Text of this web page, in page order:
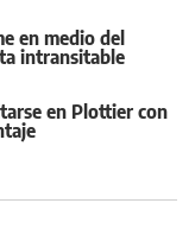
en medio del
intransitable
en Plottier con